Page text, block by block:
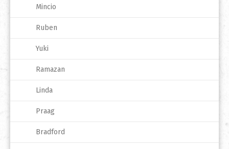
Mincio
Ruben
Yuki
Ramazan
Linda
Praag
Bradford